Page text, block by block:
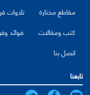
مقاطع مختارة
تلاوات
كتب ومقالات
فوائد
اتصل بنا
تابعنا